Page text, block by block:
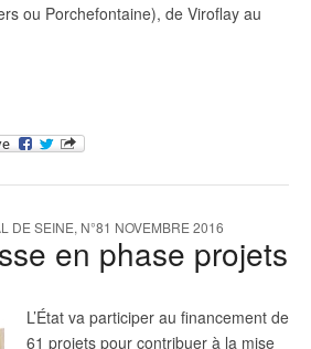
ou Porchefontaine), de Viroflay au
DE SEINE, N°81 NOVEMBRE 2016
en phase projets
L’État va participer au financement de
61 projets pour contribuer à la mise